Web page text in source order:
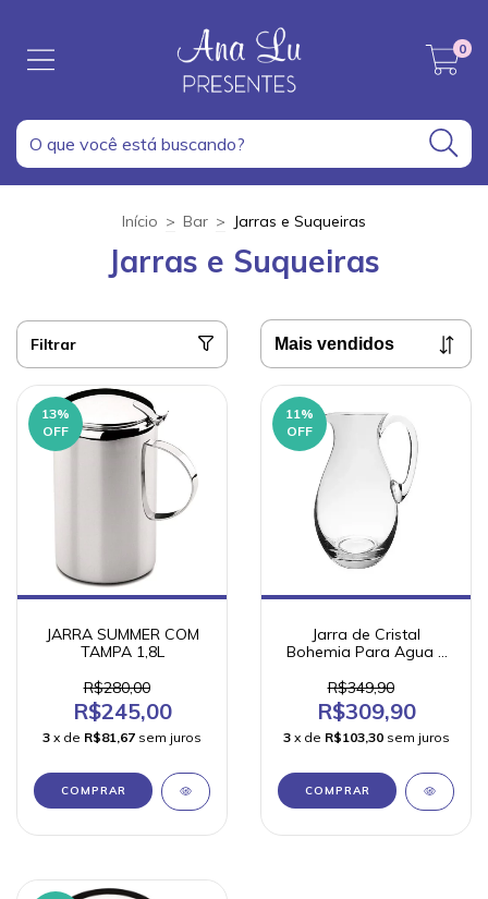
0
Início > Bar > Jarras e Suqueiras
Jarras e Suqueiras
Filtrar
13%
OFF
JARRA SUMMER COM
TAMPA 1,8L
R$280,00
R$245,00
3 x de R$81,67 sem juros
11%
OFF
Jarra de Cristal
Bohemia Para Agua e
1 Peca
R$349,90
R$309,90
3 x de R$103,30 sem juros